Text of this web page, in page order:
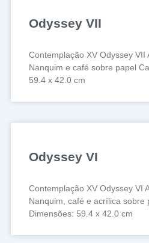
Odyssey VII
Contemplação XV Odyssey VII
Nanquim e café sobre papel
59.4 x 42.0 cm
Odyssey VI
Contemplação XV Odyssey VI
Nanquim, café e acrílica sobre
Dimensões: 59.4 x 42.0 cm